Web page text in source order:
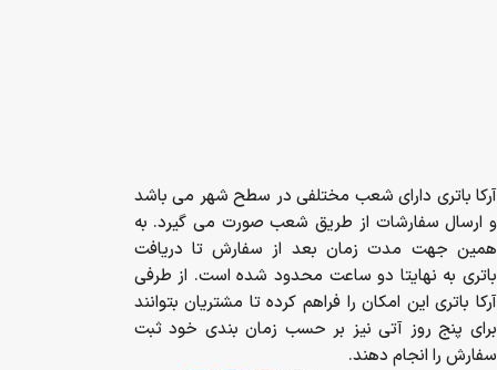
آرکا باتری دارای شعب مختلفی در سطح شهر می باشد
و ارسال سفارشات از طریق شعب صورت می گیرد. به
همین جهت مدت زمان بعد از سفارش تا دریافت
باتری به نهایتا دو ساعت محدود شده است. از طرفی
آرکا باتری این امکان را فراهم کرده تا مشتریان بتوانند
برای پنج روز آتی نیز بر حسب زمان بندی خود ثبت
سفارش را انجام دهند.